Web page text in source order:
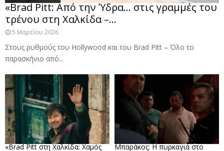
«Brad Pitt: Από την Ύδρα… στις γραμμές του
τρένου στη Χαλκίδα –...
5 Μαρτίου 2026
Στους ρυθμούς του Hollywood και του Brad Pitt – Όλο το
παρασκήνιο από...
«Brad Pitt στη Χαλκίδα: Χαμός
Μπαράκος: Η πυρκαγιά στο